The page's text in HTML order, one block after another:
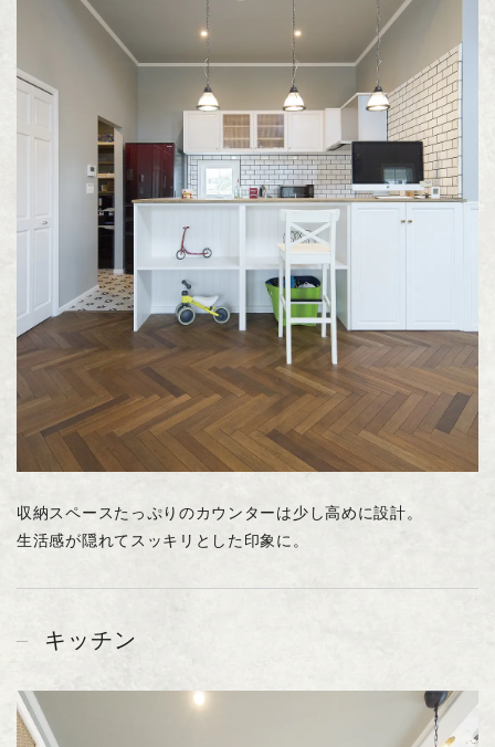
収納スペースたっぷりのカウンターは少し高めに設計。
生活感が隠れてスッキリとした印象に。
キッチン